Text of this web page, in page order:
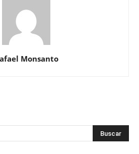
Monsanto